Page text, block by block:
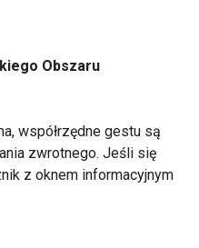
Obszaru
współrzędne gestu są
zwrotnego. Jeśli się
z oknem informacyjnym